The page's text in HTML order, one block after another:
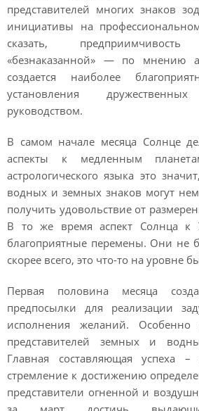
представителей многих знаков
инициативы на
сказать,
«безнаказанной» — по мнению
создается наиболее
установления
руководством.
В самом начале месяца Солнце
аспекты к медленным
астрологического языка это
водных и земных знаков могут
получить удовольствие от
В то же время аспект Солнца к
благоприятные перемены. Они не
скорее всего, это что-то на уровне
Первая половина месяца
предпосылки для реализации
исполнения желаний. Особенно
представителей земных и
Главная составляющая успеха
стремление к достижению
представители огненной и